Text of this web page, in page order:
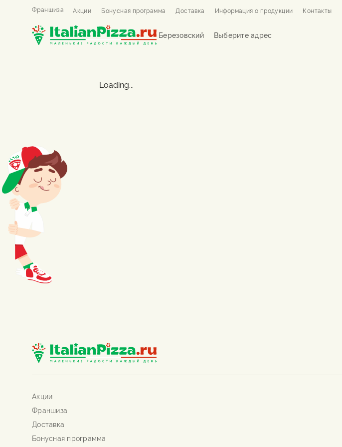
Франшиза Акции Бонусная программа Доставка Информация о продукции Контакты
Березовский Выберите адрес
Loading...
Акции
Франшиза
Доставка
Бонусная программа